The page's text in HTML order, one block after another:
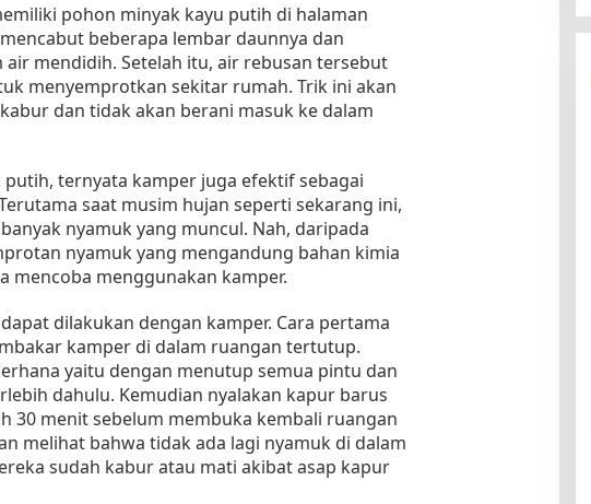
pohon minyak kayu putih di halaman
beberapa lembar daunnya dan
air mendidih. Setelah itu, air rebusan tersebut
menyemprotkan sekitar rumah. Trik ini akan
dan tidak akan berani masuk ke dalam
putih, ternyata kamper juga efektif sebagai
saat musim hujan seperti sekarang ini,
nyamuk yang muncul. Nah, daripada
nyamuk yang mengandung bahan kimia
mencoba menggunakan kamper.
dilakukan dengan kamper. Cara pertama
kamper di dalam ruangan tertutup.
yaitu dengan menutup semua pintu dan
dahulu. Kemudian nyalakan kapur barus
30 menit sebelum membuka kembali ruangan
melihat bahwa tidak ada lagi nyamuk di dalam
sudah kabur atau mati akibat asap kapur